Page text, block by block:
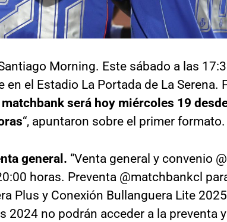
Morning. Este sábado a las
en el Estadio La Portada de La Serena.
matchbank será hoy miércoles 19
“, apuntaron sobre el primer formato.
general. “Venta general y convenio
horas. Preventa @matchbankcl
Plus y Conexión Bullanguera Lite
2024 no podrán acceder a la preventa